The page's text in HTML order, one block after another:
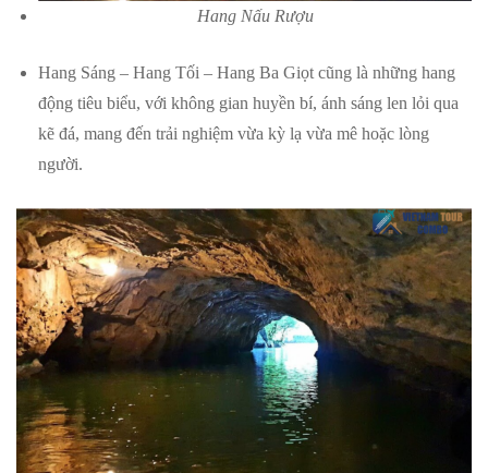
Hang Nấu Rượu
Hang Sáng – Hang Tối – Hang Ba Giọt cũng là những hang
động tiêu biểu, với không gian huyền bí, ánh sáng len lỏi qua
kẽ đá, mang đến trải nghiệm vừa kỳ lạ vừa mê hoặc lòng
người.